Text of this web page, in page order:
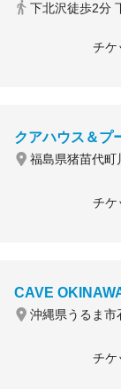
下北沢徒歩2分
チケ
クアハウス＆プ
福島県猪苗代町
チケ
CAVE
沖縄県うるま市
チケ